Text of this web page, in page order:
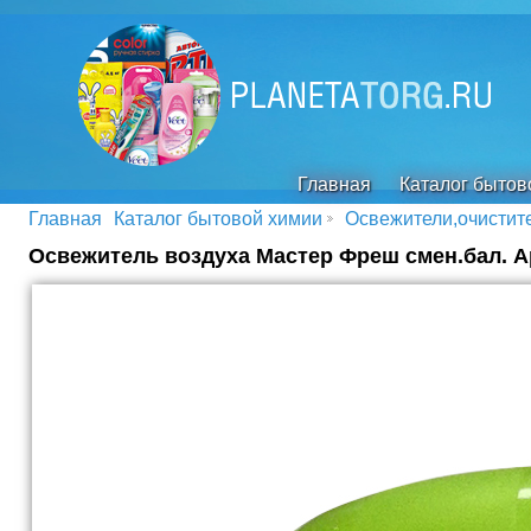
Главная
Каталог
Главная
Каталог бытовой химии
Освежитель воздуха Мастер Фреш смен.бал.